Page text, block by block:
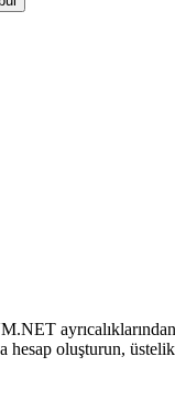
hesap oluşturun,